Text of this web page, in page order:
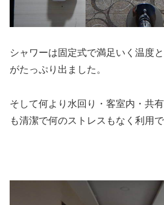
シャワーは固定式で満足いく温度
がたっぷり出ました。
そして何より水回り・客室内・共
も清潔で何のストレスもなく利用で